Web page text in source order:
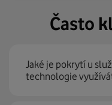
Často
Jaké je pokrytí u
technologie